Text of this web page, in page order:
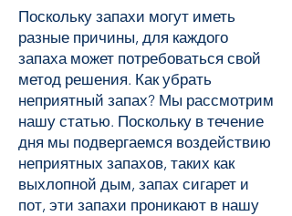
Поскольку запахи могут иметь
разные причины, для каждого
запаха может потребоваться свой
метод решения. Как убрать
неприятный запах? Мы рассмотрим
нашу статью. Поскольку в течение
дня мы подвергаемся воздействию
неприятных запахов, таких как
выхлопной дым, запах сигарет и
пот, эти запахи проникают в нашу